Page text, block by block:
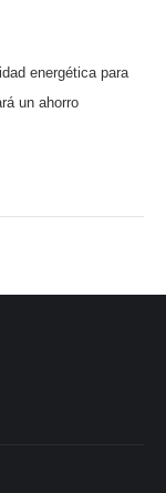
energética para
un ahorro